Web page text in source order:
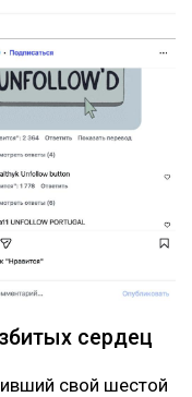
сердец
свой шестой